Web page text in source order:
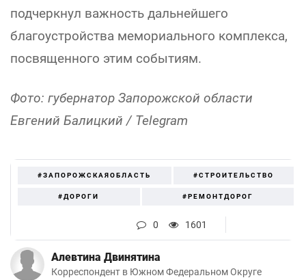
подчеркнул важность дальнейшего
благоустройства мемориального комплекса,
посвященного этим событиям.
Фото: губернатор Запорожской области
Евгений Балицкий / Telegram
#ЗАПОРОЖСКАЯОБЛАСТЬ #СТРОИТЕЛЬСТВО
#ДОРОГИ #РЕМОНТДОРОГ
0 1601
Алевтина Двинятина
Корреспондент в Южном Федеральном Округе